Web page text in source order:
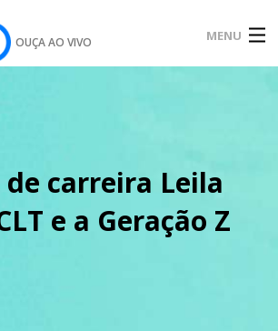
OUÇA AO VIVO MENU
carreira Leila
e a Geração Z